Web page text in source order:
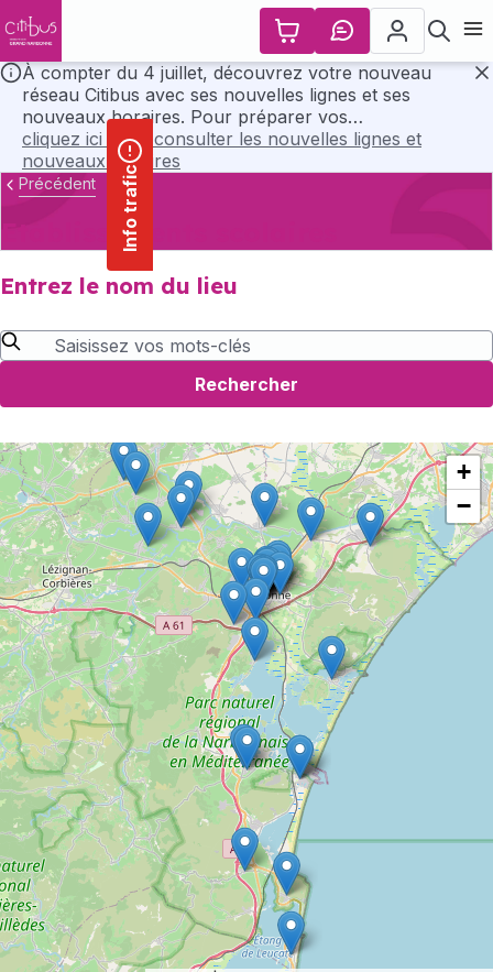
principal
À compter du 4 juillet, découvrez votre nouveau
réseau Citibus avec ses nouvelles lignes et ses
nouveaux horaires. Pour préparer vos
déplacements, consultez l’ensemble des horaires et
les plans du nouveau réseau en cliquant ci-dessous..
cliquez ici pour consulter les nouvelles lignes et
nouveaux horaires
Info trafic
Précédent
Etablissements scolaires
Entrez le nom du lieu
Rechercher
+
−
Panneau de gestion des cookies